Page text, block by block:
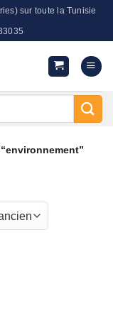
sur toute la Tunisie